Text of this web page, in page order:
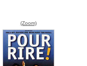
(Zoom)